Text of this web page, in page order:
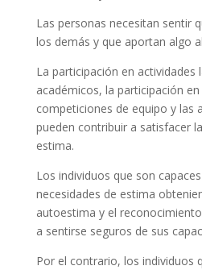
Las personas necesitan sentir
los demás y que aportan algo
La participación en actividades
académicos, la participación
competiciones de equipo y las
pueden contribuir a satisfacer
estima.
Los individuos que son
necesidades de estima
autoestima y el
a sentirse seguros de sus
Por el contrario, los individuos